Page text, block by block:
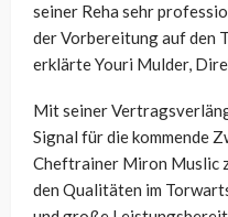
seiner Reha sehr
der Vorbereitung auf den
erklärte Youri Mulder,
Mit seiner
Signal für die kommende
Cheftrainer Miron Muslic
den Qualitäten im